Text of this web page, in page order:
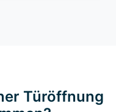
Türöffnung